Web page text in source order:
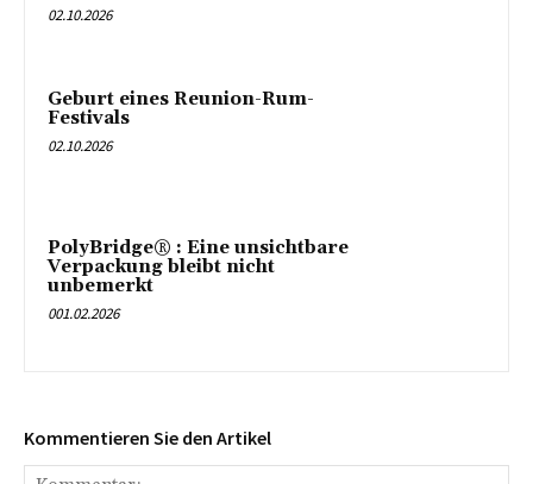
02.10.2026
Geburt eines Reunion-Rum-
Festivals
02.10.2026
PolyBridge® : Eine unsichtbare
Verpackung bleibt nicht
unbemerkt
001.02.2026
Kommentieren Sie den Artikel